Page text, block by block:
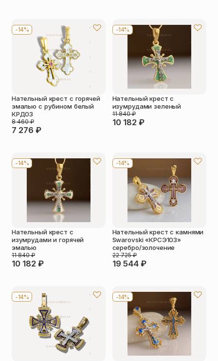
-14%
Нательный крест с горячей
эмалью с рубином белый
КРД03
7 276 ₽
8 460₽
-14%
Нательный крест с
изумрудами зеленый
10 182 ₽
11 840₽
-14%
Нательный крест с
изумрудами и горячей
эмалью
10 182 ₽
11 840₽
-14%
Нательный крест с камнями
Swarovski «КРСЭ103»
серебро/золочение
19 544 ₽
22 725₽
-14% -14%